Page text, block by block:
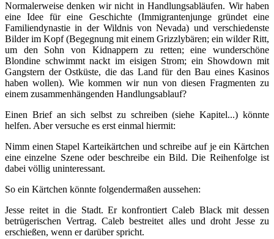
Normalerweise denken wir nicht in Handlungsabläufen. Wir haben
eine Idee für eine Geschichte (Immigrantenjunge gründet eine
Familiendynastie in der Wildnis von Nevada) und verschiedenste
Bilder im Kopf (Begegnung mit einem Grizzlybären; ein wilder Ritt,
um den Sohn von Kidnappern zu retten; eine wunderschöne
Blondine schwimmt nackt im eisigen Strom; ein Showdown mit
Gangstern der Ostküste, die das Land für den Bau eines Kasinos
haben wollen). Wie kommen wir nun von diesen Fragmenten zu
einem zusammenhängenden Handlungsablauf?
Einen Brief an sich selbst zu schreiben (siehe Kapitel...) könnte
helfen. Aber versuche es erst einmal hiermit:
Nimm einen Stapel Karteikärtchen und schreibe auf je ein Kärtchen
eine einzelne Szene oder beschreibe ein Bild. Die Reihenfolge ist
dabei völlig uninteressant.
So ein Kärtchen könnte folgendermaßen aussehen:
Jesse reitet in die Stadt. Er konfrontiert Caleb Black mit dessen
betrügerischen Vertrag. Caleb bestreitet alles und droht Jesse zu
erschießen, wenn er darüber spricht.